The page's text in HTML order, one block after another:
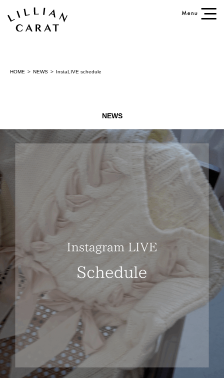
HOME NEWS InstaLIVE schedule
NEWS